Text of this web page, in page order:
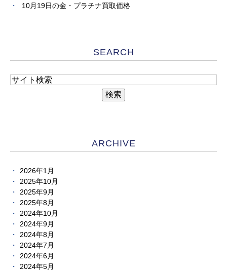
10月19日の金・プラチナ買取価格
SEARCH
ARCHIVE
2026年1月
2025年10月
2025年9月
2025年8月
2024年10月
2024年9月
2024年8月
2024年7月
2024年6月
2024年5月